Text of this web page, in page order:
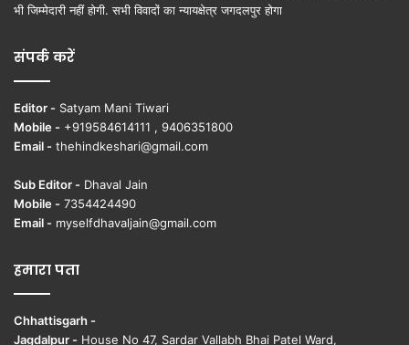
भी जिम्मेदारी नहीं होगी. सभी विवादों का न्यायक्षेत्र जगदलपुर होगा
संपर्क करें
Editor - Satyam Mani Tiwari
Mobile - +919584614111 , 9406351800
Email - thehindkeshari@gmail.com
Sub Editor - Dhaval Jain
Mobile - 7354424490
Email - myselfdhavaljain@gmail.com
हमारा पता
Chhattisgarh -
Jagdalpur - House No 47, Sardar Vallabh Bhai Patel Ward,